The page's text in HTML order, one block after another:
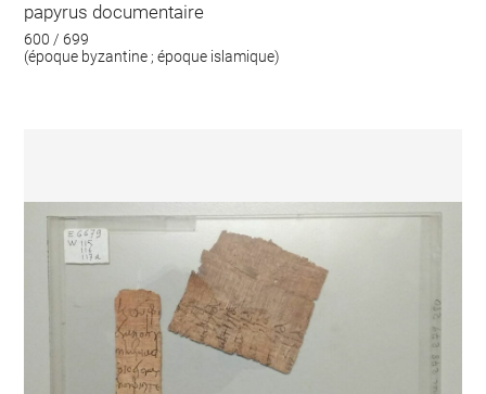
papyrus documentaire
600 / 699
(époque byzantine ; époque islamique)